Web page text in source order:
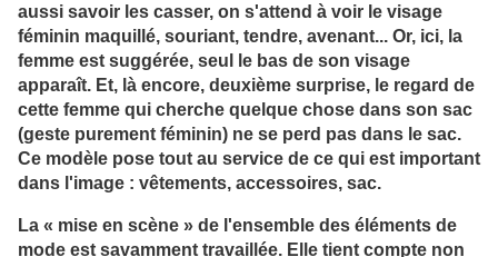
aussi savoir les casser, on s'attend à voir le visage
féminin maquillé, souriant, tendre, avenant... Or, ici, la
femme est suggérée, seul le bas de son visage
apparaît. Et, là encore, deuxième surprise, le regard de
cette femme qui cherche quelque chose dans son sac
(geste purement féminin) ne se perd pas dans le sac.
Ce modèle pose tout au service de ce qui est important
dans l'image : vêtements, accessoires, sac.
La « mise en scène » de l'ensemble des éléments de
mode est savamment travaillée. Elle tient compte non